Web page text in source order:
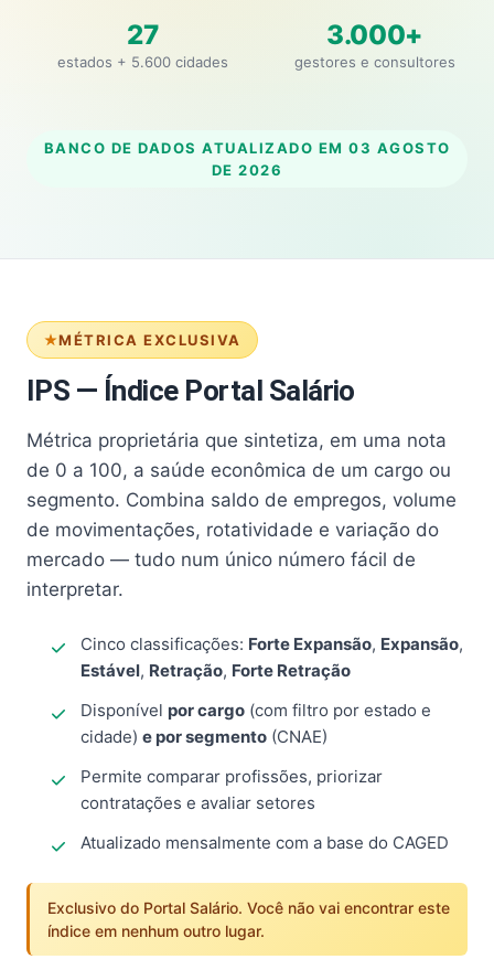
27
estados + 5.600 cidades
3.000+
gestores e consultores
BANCO DE DADOS ATUALIZADO EM 03 AGOSTO
DE 2026
MÉTRICA EXCLUSIVA
IPS — Índice Portal Salário
Métrica proprietária que sintetiza, em uma nota
de 0 a 100, a saúde econômica de um cargo ou
segmento. Combina saldo de empregos, volume
de movimentações, rotatividade e variação do
mercado — tudo num único número fácil de
interpretar.
Cinco classificações: Forte Expansão, Expansão,
Estável, Retração, Forte Retração
Disponível por cargo (com filtro por estado e
cidade) e por segmento (CNAE)
Permite comparar profissões, priorizar
contratações e avaliar setores
Atualizado mensalmente com a base do CAGED
Exclusivo do Portal Salário. Você não vai encontrar este
índice em nenhum outro lugar.